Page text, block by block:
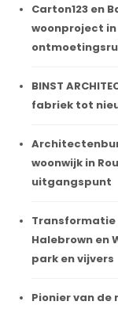
Carton123 en
woonproject
BINST
fabriek tot
woonwijk in
uitgangspunt
Transformatie
Halebrown en
park en vijvers
Pionier van